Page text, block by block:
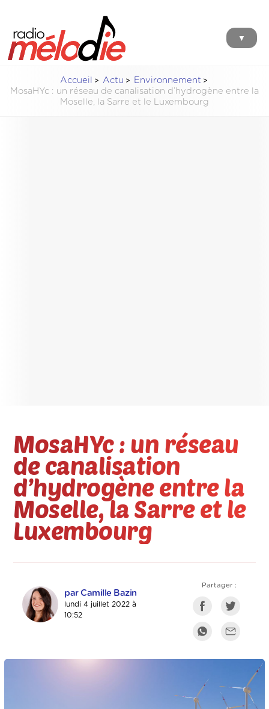
▼
Accueil Actu
Environnement
MosaHYc : un réseau de canalisation d’hydrogène entre la
Moselle, la Sarre et le Luxembourg
MosaHYc : un réseau
de canalisation
d’hydrogène entre la
Moselle, la Sarre et le
Luxembourg
par Camille Bazin
lundi 4 juillet 2022 à
10:52
Partager :